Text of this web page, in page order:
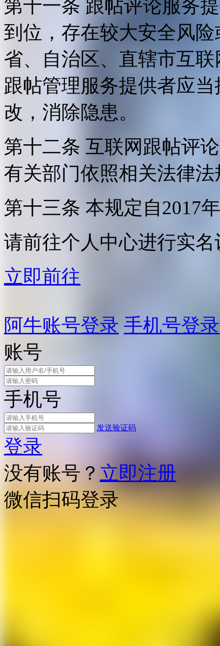
第十一条 跟帖评论服务
到位，存在较大安全风
省、自治区、直辖市互
跟帖管理服务提供者应
改，消除隐患。
第十二条 互联网跟帖评
有关部门依照相关法律
第十三条 本规定自2017
请前往个人中心进行实名
立即前往
阿牛账号登录 手机号登录
账号
手机号
发送验证码
登录
没有账号？立即注册
微信扫码登录